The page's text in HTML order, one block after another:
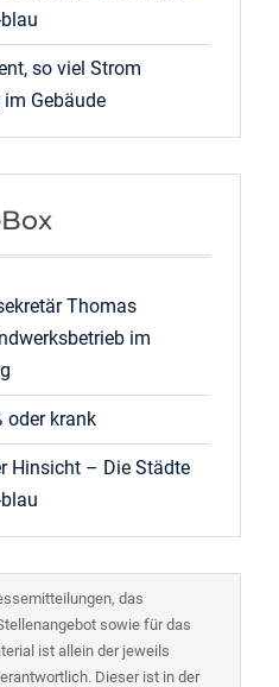
so viel Strom
Gebäude
Thomas
im
oder krank
Hinsicht – Die Städte
das
sowie für das
ist allein der jeweils
Dieser ist in der